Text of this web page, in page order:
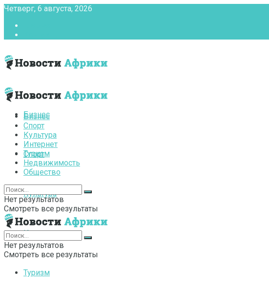
Четверг, 6 августа, 2026
Бизнес
Спорт
Культура
Интернет
Туризм
Бизнес
Спорт
Культура
Интернет
Туризм
Недвижимость
Общество
Нет результатов
Смотреть все результаты
Нет результатов
Смотреть все результаты